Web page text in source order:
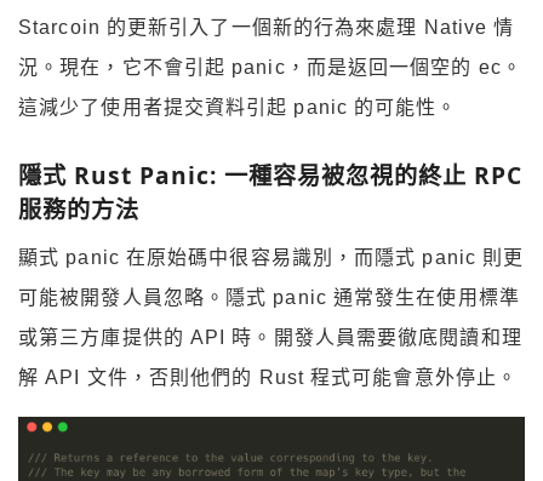
Starcoin 的更新引入了一個新的行為來處理 Native 情
況。現在，它不會引起 panic，而是返回一個空的 ec。
這減少了使用者提交資料引起 panic 的可能性。
隱式 Rust Panic: 一種容易被忽視的終止 RPC
服務的方法
顯式 panic 在原始碼中很容易識別，而隱式 panic 則更
可能被開發人員忽略。隱式 panic 通常發生在使用標準
或第三方庫提供的 API 時。開發人員需要徹底閱讀和理
解 API 文件，否則他們的 Rust 程式可能會意外停止。